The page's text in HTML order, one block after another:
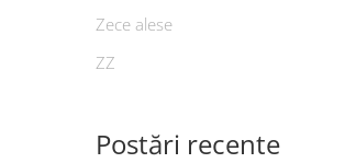
Zece alese
ZZ
Postări recente